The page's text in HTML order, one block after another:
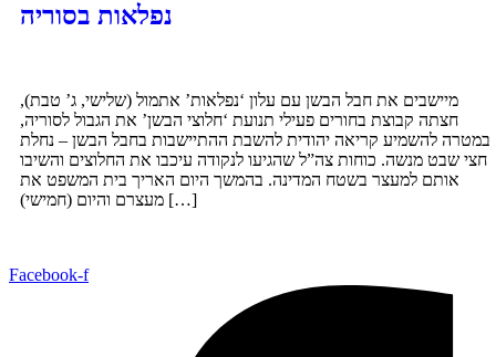
נפלאות בסוריה
מיישבים את חבל הבשן עם עלון ‘נפלאות’ אתמול (שלישי, ג’ טבת),
חצתה קבוצת בחורים פעילי תנועת ‘חלוצי הבשן’ את הגבול לסוריה,
במטרה להשמיע קריאה יהודית להשבת ההתיישבות בחבל הבשן – נחלת
חצי שבט מנשה. כוחות צה”ל שהגיעו לנקודה עיכבו את החלוצים והשיבו
אותם למעצר בשטח המדינה. בהמשך היום האריך בית המשפט את
מעצרם והיום (חמישי) […]
Facebook-f